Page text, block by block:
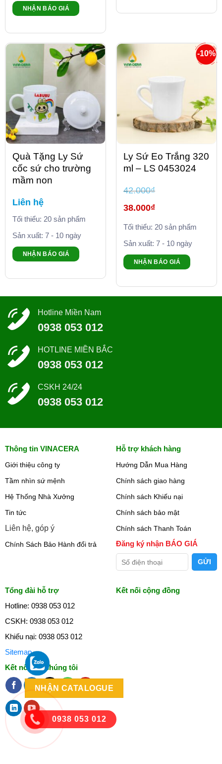
NHẬN BÁO GIÁ
Quà Tặng Ly Sứ
cốc sứ cho trường
mầm non
Liên hệ
Tối thiểu: 20 sản phẩm
Sản xuất: 7 - 10 ngày
NHẬN BÁO GIÁ
-10%
Ly Sứ Eo Trắng 320
ml – LS 0453024
42.000₫
Giá
gốc
42.000₫.
38.000₫
hiện
là:
38.000₫.
Tối thiểu: 20 sản phẩm
Sản xuất: 7 - 10 ngày
NHẬN BÁO GIÁ
Hotline Miền Nam
0938 053 012
HOTLINE MIỀN BẮC
0938 053 012
CSKH 24/24
0938 053 012
Thông tin VINACERA
Giới thiệu công ty
Tầm nhìn sứ mệnh
Hệ Thống Nhà Xưởng
Tin tức
Liên hệ, góp ý
Chính Sách Bảo Hành đổi trả
Hỗ trợ khách hàng
Hướng Dẫn Mua Hàng
Chính sách giao hàng
Chính sách Khiếu nại
Chính sách bảo mật
Chính sách Thanh Toán
Đăng ký nhận BÁO GIÁ
Tổng đài hỗ trợ
Hotline: 0938 053 012
CSKH: 0938 053 012
Khiếu nại: 0938 053 012
Sitemap
Kết nối với chúng tôi
Kết nối cộng đồng
0938 053 012
NHẬN CATALOGUE